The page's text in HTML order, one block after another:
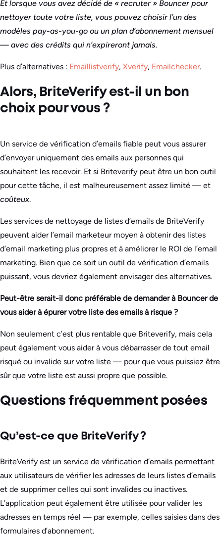
Et lorsque vous avez décidé de « recruter » Bouncer pour
nettoyer toute votre liste, vous pouvez choisir l’un des
modèles pay-as-you-go ou un plan d’abonnement mensuel
— avec des crédits qui n’expireront jamais.
Plus d’alternatives : Emaillistverify, Xverify, Emailchecker.
Alors, BriteVerify est-il un bon
choix pour vous ?
Un service de vérification d’emails fiable peut vous assurer
d’envoyer uniquement des emails aux personnes qui
souhaitent les recevoir. Et si Briteverify peut être un bon outil
pour cette tâche, il est malheureusement assez limité — et
coûteux.
Les services de nettoyage de listes d’emails de BriteVerify
peuvent aider l’email marketeur moyen à obtenir des listes
d’email marketing plus propres et à améliorer le ROI de l’email
marketing. Bien que ce soit un outil de vérification d’emails
puissant, vous devriez également envisager des alternatives.
Peut-être serait-il donc préférable de demander à Bouncer de
vous aider à épurer votre liste des emails à risque ?
Non seulement c’est plus rentable que Briteverify, mais cela
peut également vous aider à vous débarrasser de tout email
risqué ou invalide sur votre liste — pour que vous puissiez être
sûr que votre liste est aussi propre que possible.
Questions fréquemment posées
Qu’est-ce que BriteVerify ?
BriteVerify est un service de vérification d’emails permettant
aux utilisateurs de vérifier les adresses de leurs listes d’emails
et de supprimer celles qui sont invalides ou inactives.
L’application peut également être utilisée pour valider les
adresses en temps réel — par exemple, celles saisies dans des
formulaires d’abonnement.